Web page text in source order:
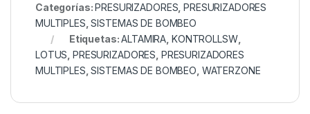
Categorías:PRESURIZADORES ,PRESURIZADORES
MULTIPLES ,SISTEMAS DE BOMBEO
Etiquetas:ALTAMIRA KONTROLLSW,
LOTUS ,PRESURIZADORES PRESURIZADORES
MULTIPLES ,SISTEMAS DE BOMBEO WATERZONE